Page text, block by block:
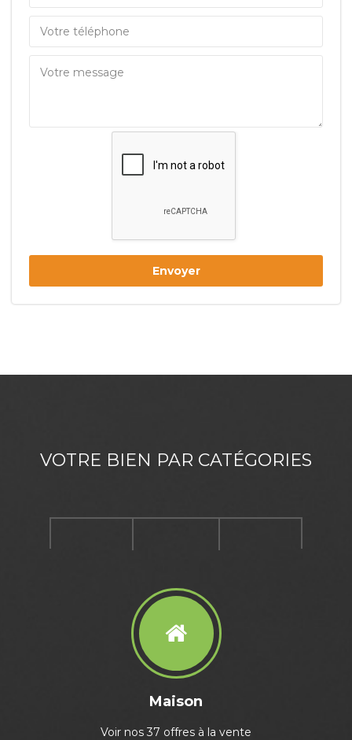
Envoyer
VOTRE BIEN PAR CATÉGORIES
Maison
Voir nos 37 offres à la vente